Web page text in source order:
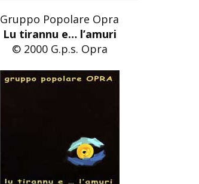
Gruppo Popolare Opra
Lu tirannu e… l’amuri
© 2000 G.p.s. Opra